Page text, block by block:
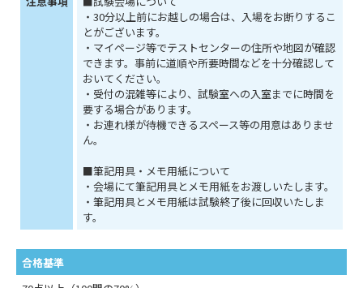
・30分以上前にお越しの場合は、入場をお断りするこ
とがございます。
・マイページ等でテストセンターの住所や地図が確認
できます。事前に道順や所要時間などを十分確認して
おいてください。
・受付の混雑等により、試験室への入室までに時間を
要する場合があります。
・お連れ様が待機できるスペース等の用意はありませ
ん。
■筆記用具・メモ用紙について
・会場にて筆記用具とメモ用紙をお渡しいたします。
・筆記用具とメモ用紙は試験終了後に回収いたしま
す。
合格基準